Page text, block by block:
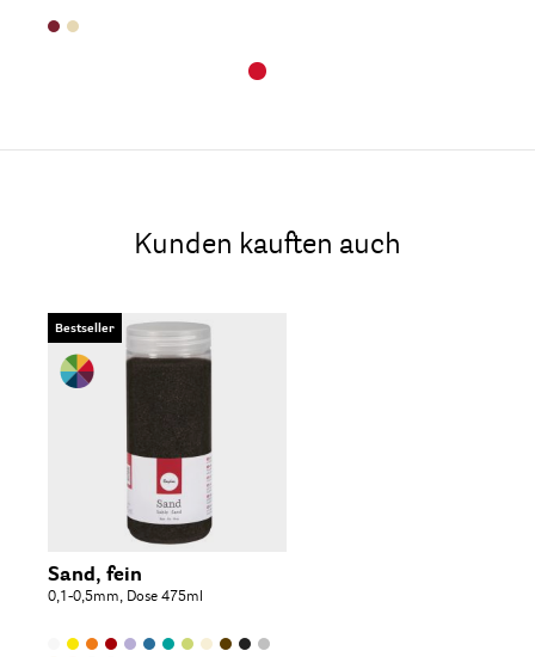
Kunden kauften auch
Bestseller
Sand, fein
0,1-0,5mm, Dose 475ml